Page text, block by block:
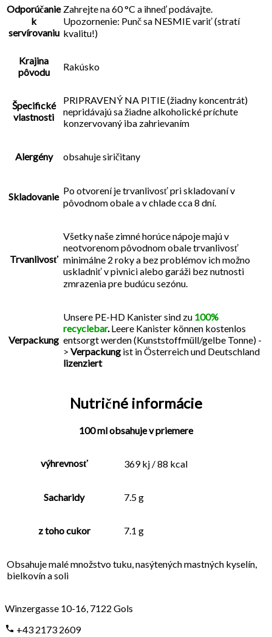
Odporúčanie
k
servírovaniu
Zahrejte na 60 °C a ihneď podávajte.
Upozornenie: Punč sa NESMIE variť (stratí
kvalitu!)
Krajina
pôvodu
Rakúsko
Špecifické
vlastnosti
PRIPRAVENÝ NA PITIE (žiadny koncentrát)
nepridávajú sa žiadne alkoholické príchute
konzervovaný iba zahrievaním
Alergény obsahuje siričitany
Skladovanie
Po otvorení je trvanlivosť pri skladovaní v
pôvodnom obale a v chlade cca 8 dní.
Trvanlivosť
Všetky naše zimné horúce nápoje majú v
neotvorenom pôvodnom obale trvanlivosť
minimálne 2 roky a bez problémov ich možno
uskladniť v pivnici alebo garáži bez nutnosti
zmrazenia pre budúcu sezónu.
Verpackung
Unsere PE-HD Kanister sind zu 100%
recyclebar. Leere Kanister können kostenlos
entsorgt werden (Kunststoffmüll/gelbe Tonne) -
> Verpackung ist in Österreich und Deutschland
lizenziert
Nutričné informácie
100 ml obsahuje v priemere
výhrevnosť 369 kj / 88 kcal
Sacharidy 7.5 g
z toho cukor 7.1 g
Obsahuje malé množstvo tuku, nasýtených mastných kyselín,
bielkovín a soli
Winzergasse 10-16 7122 Gols
+43 2173 2609